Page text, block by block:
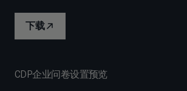
下载
CDP企业问卷设置预览